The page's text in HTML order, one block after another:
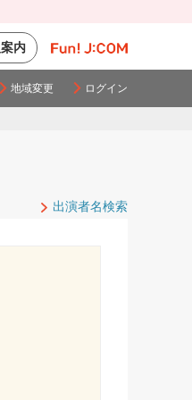
内
地域変更 ログイン
出演者名検索